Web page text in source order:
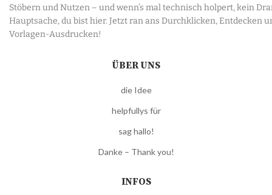
Stöbern und Nutzen – und wenn’s mal technisch holpert, kein
Hauptsache, du bist hier. Jetzt ran ans Durchklicken, Entdecken
Vorlagen-Ausdrucken!
ÜBER UNS
die Idee
helpfullys für
sag hallo!
Danke – Thank you!
INFOS